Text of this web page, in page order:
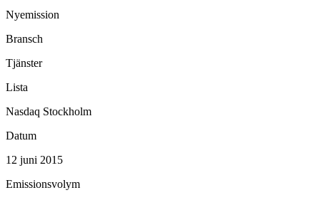
Nyemission
Bransch
Tjänster
Lista
Nasdaq Stockholm
Datum
12 juni 2015
Emissionsvolym